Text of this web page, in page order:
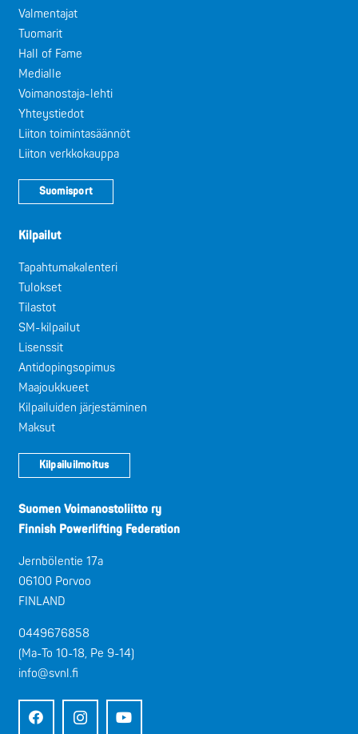
Valmentajat
Tuomarit
Hall of Fame
Medialle
Voimanostaja-lehti
Yhteystiedot
Liiton toimintasäännöt
Liiton verkkokauppa
Suomisport
Kilpailut
Tapahtumakalenteri
Tulokset
Tilastot
SM-kilpailut
Lisenssit
Antidopingsopimus
Maajoukkueet
Kilpailuiden järjestäminen
Maksut
Kilpailuilmoitus
Suomen Voimanostoliitto ry
Finnish Powerlifting Federation
Jernbölentie 17a
06100 Porvoo
FINLAND
0449676858
(Ma-To 10-18, Pe 9-14)
info@svnl.fi